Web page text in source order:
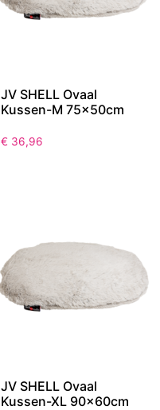
JV SHELL Ovaal
Kussen-M 75x50cm
€ 36,96
JV SHELL Ovaal
Kussen-XL 90x60cm